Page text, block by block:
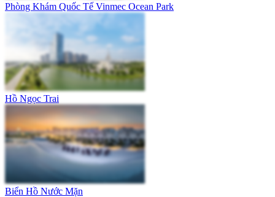
Phòng Khám Quốc Tế Vinmec Ocean Park
Hồ Ngọc Trai
Biển Hồ Nước Mặn